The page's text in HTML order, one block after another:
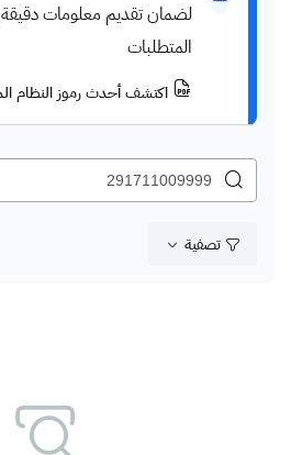
لضمان تقديم معلومات
المتطلبات
اكتشف أحدث رموز النظام
تصفية